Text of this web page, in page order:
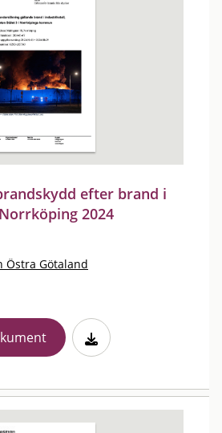
efter brand i
2024
Östra Götaland